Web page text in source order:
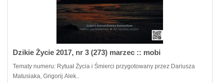
Dzikie Życie 2017, nr 3 (273) marzec :: mobi
Tematy numeru: Rytuał Życia i Śmierci przygotowany przez Dariusza
Matusiaka, Grigorij Alek..